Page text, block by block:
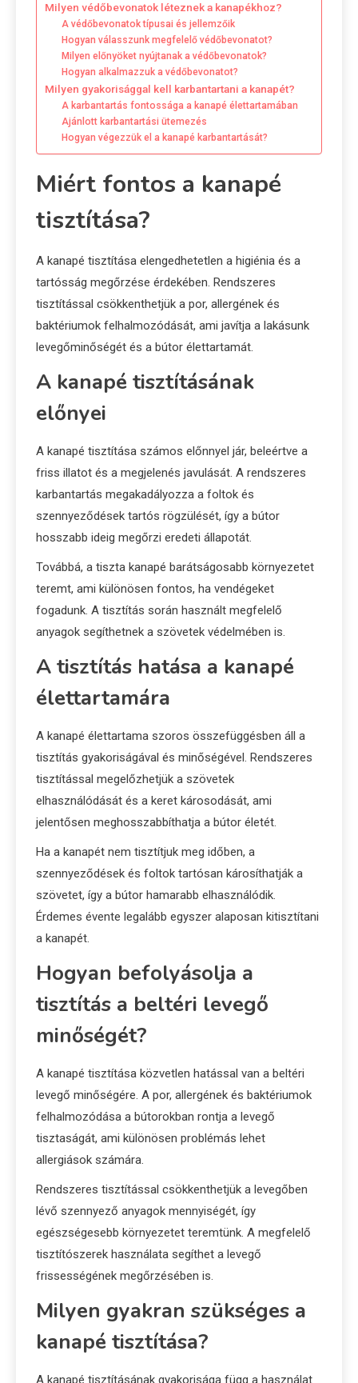
Milyen védőbevonatok léteznek a kanapékhoz?
A védőbevonatok típusai és jellemzőik
Hogyan válasszunk megfelelő védőbevonatot?
Milyen előnyöket nyújtanak a védőbevonatok?
Hogyan alkalmazzuk a védőbevonatot?
Milyen gyakorisággal kell karbantartani a kanapét?
A karbantartás fontossága a kanapé élettartamában
Ajánlott karbantartási ütemezés
Hogyan végezzük el a kanapé karbantartását?
Miért fontos a kanapé
tisztítása?
A kanapé tisztítása elengedhetetlen a higiénia és a
tartósság megőrzése érdekében. Rendszeres
tisztítással csökkenthetjük a por, allergének és
baktériumok felhalmozódását, ami javítja a lakásunk
levegőminőségét és a bútor élettartamát.
A kanapé tisztításának
előnyei
A kanapé tisztítása számos előnnyel jár, beleértve a
friss illatot és a megjelenés javulását. A rendszeres
karbantartás megakadályozza a foltok és
szennyeződések tartós rögzülését, így a bútor
hosszabb ideig megőrzi eredeti állapotát.
Továbbá, a tiszta kanapé barátságosabb környezetet
teremt, ami különösen fontos, ha vendégeket
fogadunk. A tisztítás során használt megfelelő
anyagok segíthetnek a szövetek védelmében is.
A tisztítás hatása a kanapé
élettartamára
A kanapé élettartama szoros összefüggésben áll a
tisztítás gyakoriságával és minőségével. Rendszeres
tisztítással megelőzhetjük a szövetek
elhasználódását és a keret károsodását, ami
jelentősen meghosszabbíthatja a bútor életét.
Ha a kanapét nem tisztítjuk meg időben, a
szennyeződések és foltok tartósan károsíthatják a
szövetet, így a bútor hamarabb elhasználódik.
Érdemes évente legalább egyszer alaposan kitisztítani
a kanapét.
Hogyan befolyásolja a
tisztítás a beltéri levegő
minőségét?
A kanapé tisztítása közvetlen hatással van a beltéri
levegő minőségére. A por, allergének és baktériumok
felhalmozódása a bútorokban rontja a levegő
tisztaságát, ami különösen problémás lehet
allergiások számára.
Rendszeres tisztítással csökkenthetjük a levegőben
lévő szennyező anyagok mennyiségét, így
egészségesebb környezetet teremtünk. A megfelelő
tisztítószerek használata segíthet a levegő
frissességének megőrzésében is.
Milyen gyakran szükséges a
kanapé tisztítása?
A kanapé tisztításának gyakorisága függ a használat